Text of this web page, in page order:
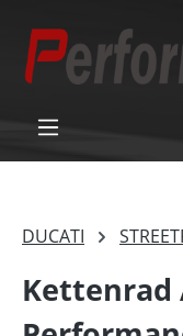
springen
DUCATI
Kettenrad